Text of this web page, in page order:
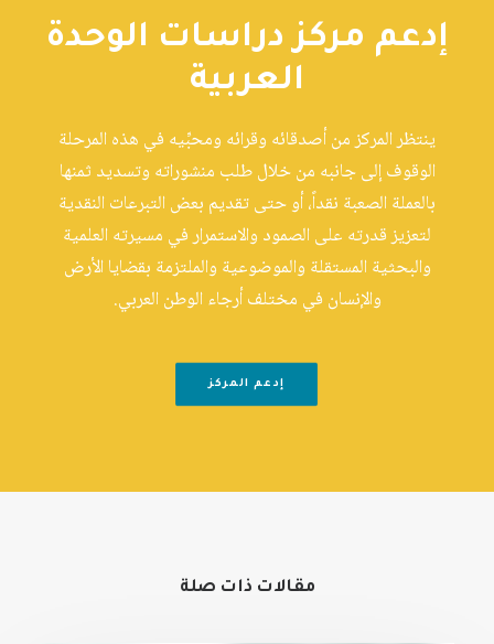
إدعم مركز دراسات الوحدة
العربية
ينتظر المركز من أصدقائه وقرائه ومحبِّيه في هذه المرحلة
الوقوف إلى جانبه من خلال طلب منشوراته وتسديد ثمنها
بالعملة الصعبة نقداً، أو حتى تقديم بعض التبرعات النقدية
لتعزيز قدرته على الصمود والاستمرار في مسيرته العلمية
والبحثية المستقلة والموضوعية والملتزمة بقضايا الأرض
والإنسان في مختلف أرجاء الوطن العربي.
إدعم المركز
مقالات ذات صلة